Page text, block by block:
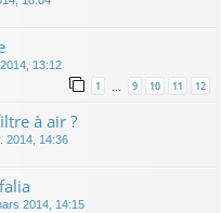
13:12
1 … 9 10 11 12
à air ?
2014, 14:36
2014, 14:15